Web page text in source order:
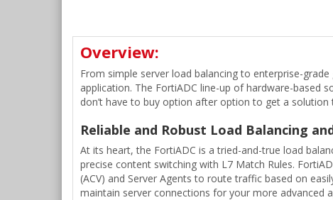
Overview:
From simple server load balancing to enterprise-
application. The FortiADC line-up of hardware-
don’t have to buy option after option to get a
Reliable and Robust Load Balancing
At its heart, the FortiADC is a tried-and-true load
precise content switching with L7 Match Rules.
(ACV) and Server Agents to route traffic based on
maintain server connections for your more advanced